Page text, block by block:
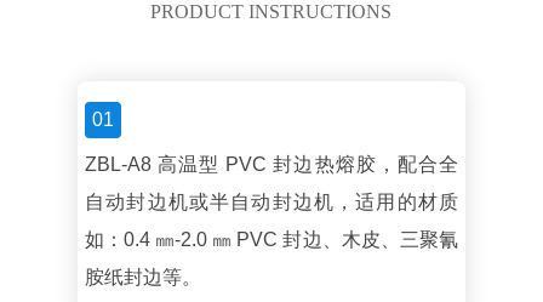
PRODUCT INSTRUCTIONS
01
ZBL-A8 高温型 PVC 封边热熔胶，配合全
自动封边机或半自动封边机，适用的材质
如：0.4 ㎜-2.0 ㎜ PVC 封边、木皮、三聚氰
胺纸封边等。